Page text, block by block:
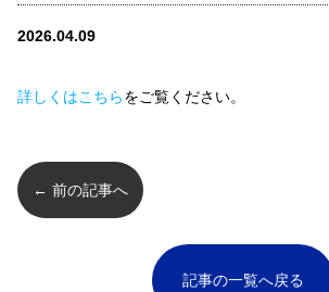
2026.04.09
詳しくはこちらをご覧ください。
← 前の記事へ
記事の一覧へ戻る